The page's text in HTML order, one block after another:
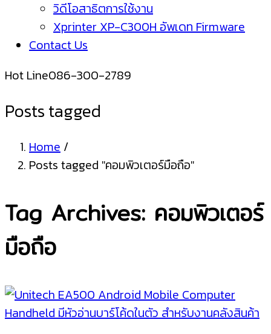
วิดีโอสาธิตการใช้งาน
Xprinter XP-C300H อัพเดท Firmware
Contact Us
Hot Line086-300-2789
Posts tagged
Home /
Posts tagged "คอมพิวเตอร์มือถือ"
Tag Archives: คอมพิวเตอร์
มือถือ